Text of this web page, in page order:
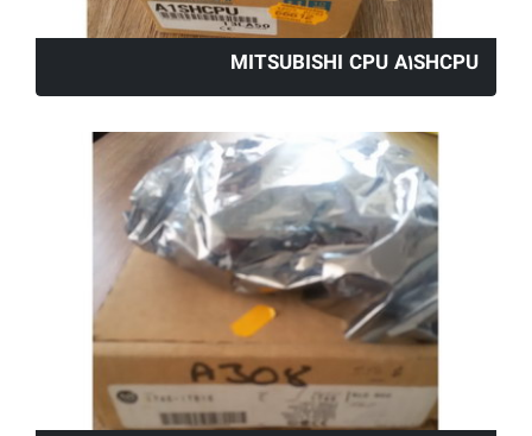
MITSUBISHI CPU A1SHCPU